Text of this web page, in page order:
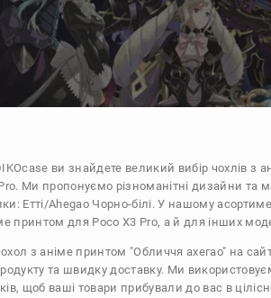
ви знайдете великий вибір чохлів з
Ми пропонуємо різноманітні дизайни та
Етті/Ahegao Чорно-білі. У нашому
принтом для Poco X3 Pro, а й для інших
з аніме принтом "Обличчя ахегао" на
та швидку доставку. Ми
щоб ваші товари прибували до вас в